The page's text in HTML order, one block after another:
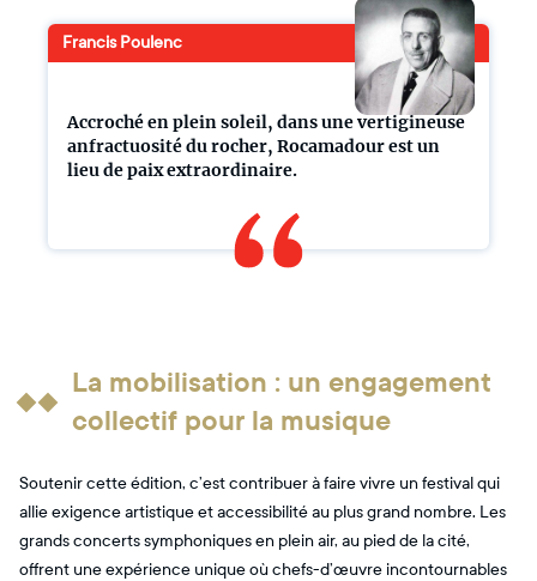
Accroché en plein soleil, dans une vertigineuse
anfractuosité du rocher, Rocamadour est un
lieu de paix extraordinaire.
Francis Poulenc
La mobilisation : un engagement
collectif pour la musique
Soutenir cette édition, c’est contribuer à faire vivre un festival qui
allie exigence artistique et accessibilité au plus grand nombre. Les
grands concerts symphoniques en plein air, au pied de la cité,
offrent une expérience unique où chefs-d’œuvre incontournables